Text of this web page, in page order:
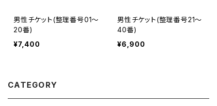
男性チケット(整理番号01～
20番)
¥7,400
男性チケット(整理番号21～
40番)
¥6,900
CATEGORY